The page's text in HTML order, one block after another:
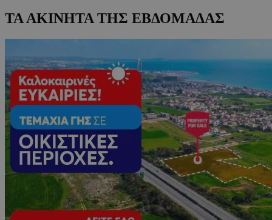
ΤΑ ΑΚΙΝΗΤΑ ΤΗΣ ΕΒΔΟΜΑΔΑΣ